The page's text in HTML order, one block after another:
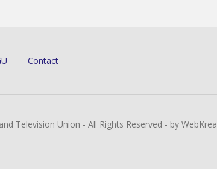
Contact
Television Union - All Rights Reserved - by WebKrea